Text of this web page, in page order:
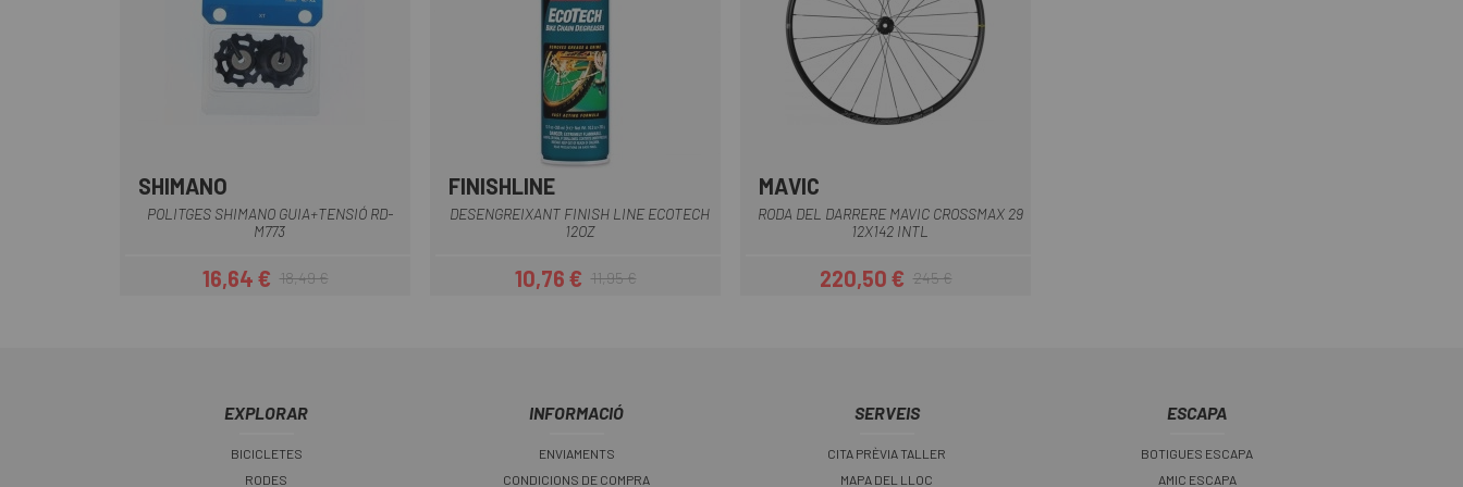
SHIMANO
POLITGES SHIMANO GUIA+TENSIÓ RD-
M773
Preu
16,64 €Preu regular
18,49 €
FINISHLINE
DESENGREIXANT FINISH LINE ECOTECH
12OZ
Preu
10,76 €Preu regular
11,95 €
MAVIC
RODA DEL DARRERE MAVIC CROSSMAX 29
12X142 INTL
Preu
220,50 €Preu regular
245 €
EXPLORAR
BICICLETES
RODES
INFORMACIÓ
ENVIAMENTS
CONDICIONS DE COMPRA
SERVEIS
CITA PRÈVIA TALLER
MAPA DEL LLOC
ESCAPA
BOTIGUES ESCAPA
AMIC ESCAPA